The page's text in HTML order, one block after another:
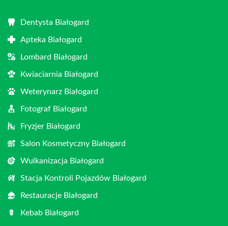
Dentysta Białogard
Apteka Białogard
Lombard Białogard
Kwiaciarnia Białogard
Weterynarz Białogard
Fotograf Białogard
Fryzjer Białogard
Salon Kosmetyczny Białogard
Wulkanizacja Białogard
Stacja Kontroli Pojazdów Białogard
Restauracje Białogard
Kebab Białogard